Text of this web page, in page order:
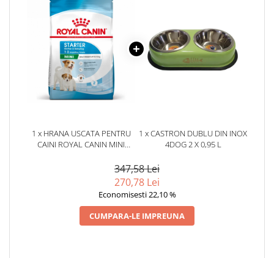
1 x HRANA USCATA PENTRU
CAINI ROYAL CANIN MINI
1 x CASTRON DUBLU DIN INOX
4DOG 2 X 0,95 L
347,58 Lei
270,78 Lei
Economisesti 22,10 %
CUMPARA-LE IMPREUNA